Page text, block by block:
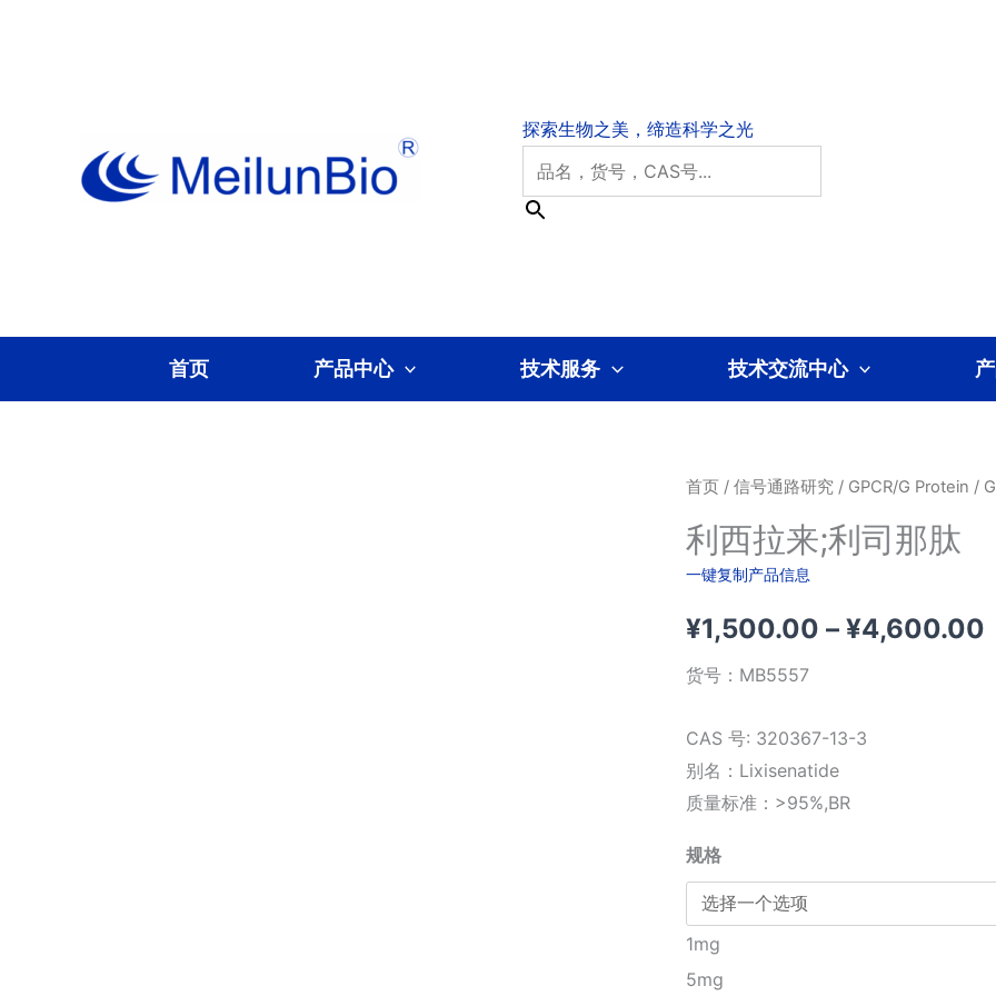
首页 产品中心 技术服务 技术交流中心
首页/ 信号通路研究/ GPCR/G Protein /
利西拉来;利司那肽
一键复制产品信息
¥1,500.00 – ¥4,600.00价
货号： MB5557
CAS 号: 320367-13-3
别名：Lixisenatide
质量标准：>95%,BR
规格
1mg
5mg